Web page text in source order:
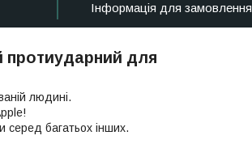
Інформація для замовлення
протиударний для
людині.
серед багатьох інших.